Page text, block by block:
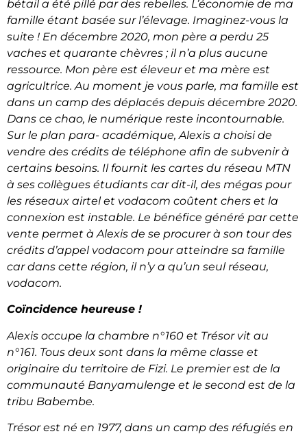
bétail a été pillé par des rebelles. L’économie de ma
famille étant basée sur l’élevage. Imaginez-vous la
suite ! En décembre 2020, mon père a perdu 25
vaches et quarante chèvres ; il n’a plus aucune
ressource. Mon père est éleveur et ma mère est
agricultrice. Au moment je vous parle, ma famille est
dans un camp des déplacés depuis décembre 2020.
Dans ce chao, le numérique reste incontournable.
Sur le plan para- académique, Alexis a choisi de
vendre des crédits de téléphone afin de subvenir à
certains besoins. Il fournit les cartes du réseau MTN
à ses collègues étudiants car dit-il, des mégas pour
les réseaux airtel et vodacom coûtent chers et la
connexion est instable. Le bénéfice généré par cette
vente permet à Alexis de se procurer à son tour des
crédits d’appel vodacom pour atteindre sa famille
car dans cette région, il n’y a qu’un seul réseau,
vodacom.
Coïncidence heureuse !
Alexis occupe la chambre n°160 et Trésor vit au
n°161. Tous deux sont dans la même classe et
originaire du territoire de Fizi. Le premier est de la
communauté Banyamulenge et le second est de la
tribu Babembe.
Trésor est né en 1977, dans un camp des réfugiés en